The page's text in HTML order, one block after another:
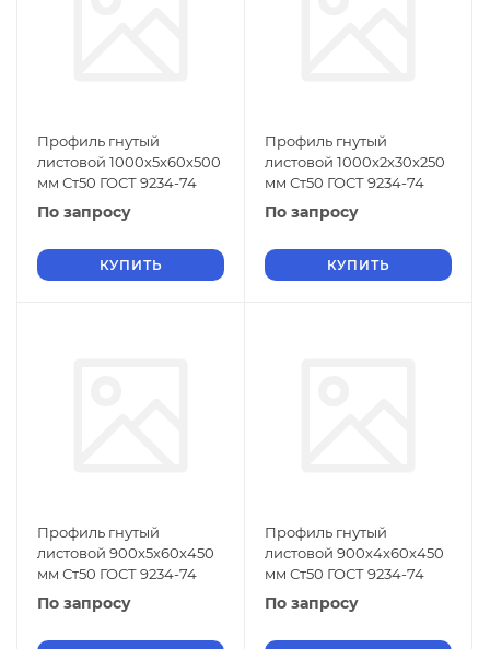
Профиль гнутый
листовой 1000х5х60х500
мм Ст50 ГОСТ 9234-74
По запросу
КУПИТЬ
Профиль гнутый
листовой 1000х2х30х250
мм Ст50 ГОСТ 9234-74
По запросу
КУПИТЬ
Профиль гнутый
листовой 900х5х60х450
мм Ст50 ГОСТ 9234-74
По запросу
Профиль гнутый
листовой 900х4х60х450
мм Ст50 ГОСТ 9234-74
По запросу